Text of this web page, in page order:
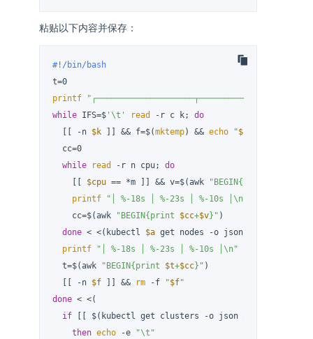
粘贴以下内容并保存：
#!/bin/bash
printf
while IFS=$ '\t' read -r c k; do
  [[ -n
$k ]] && f=$(mktemp) && echo "$k
  cc=0
while
read -r n cpu; do
$cpu == *m ]] && v=$(awk "BEGIN{print
printf
"│ %-18s │ %-23s │ %-10s │\n"
    cc=$(awk
"BEGIN{print $cc+$v}" )
done < <(kubectl $a get nodes -o jsonpath=
printf
"│ %-18s │ %-23s │ %-10s │\n"
  t=$(awk
"BEGIN{print $t+$cc}" )
  [[ -n
$f ]] && rm -f "$f"
done < <(
if [[ $(kubectl get clusters -o json 2>/dev/null
then echo -e
"\t"